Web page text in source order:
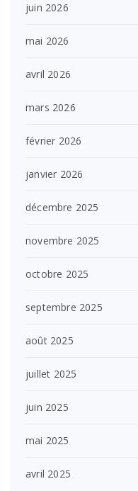
juin 2026
mai 2026
avril 2026
mars 2026
février 2026
janvier 2026
décembre 2025
novembre 2025
octobre 2025
septembre 2025
août 2025
juillet 2025
juin 2025
mai 2025
avril 2025